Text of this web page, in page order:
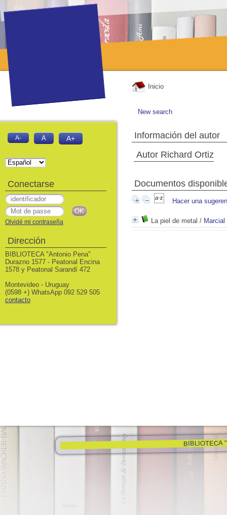
Inicio
New search
Información del autor
Autor Richard Ortiz
Documentos
Hacer una
La piel de metal /
BIBLIOTECA
A- A A+
Conectarse
Olvidé mi contraseña
Dirección
BIBLIOTECA "Antonio Pena"
Durazno 1577 - Peatonal Encina
1578 y Peatonal Sarandí 472
Montevideo - Uruguay
(0598 +) WhatsApp 092 529 505
contacto